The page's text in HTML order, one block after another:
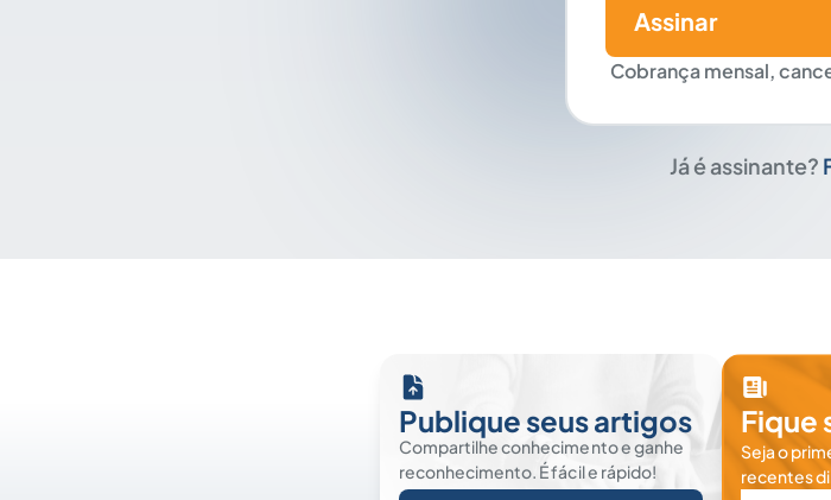
Cobrança mensal,
Assinar
Já é assinante?
Publique seus artigos
Compartilhe conhecimento e ganhe
reconhecimento. É fácil e rápido!
Fique
Seja o
recentes